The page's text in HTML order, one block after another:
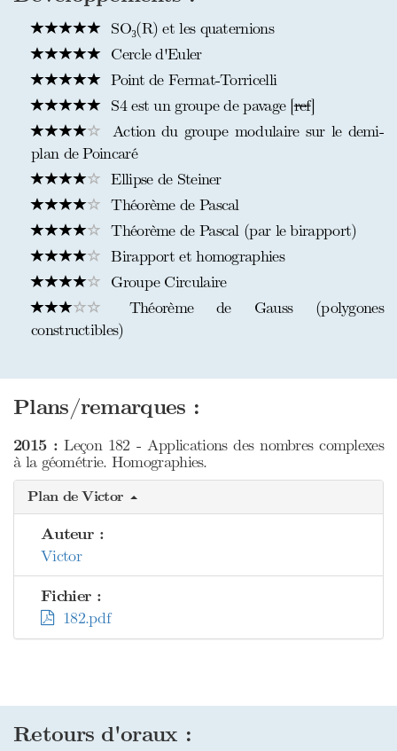
SO₃(R) et les quaternions
Cercle d'Euler
Point de Fermat-Torricelli
S4 est un groupe de pavage [ref]
Action du groupe modulaire sur le demi-
plan de Poincaré
Ellipse de Steiner
Théorème de Pascal
Théorème de Pascal (par le birapport)
Birapport et homographies
Groupe Circulaire
Théorème de Gauss (polygones
constructibles)
Plans/remarques :
2015 : Leçon 182 - Applications des nombres complexes
à la géométrie. Homographies.
Plan de Victor
Auteur :
Victor
Fichier :
182.pdf
Retours d'oraux :